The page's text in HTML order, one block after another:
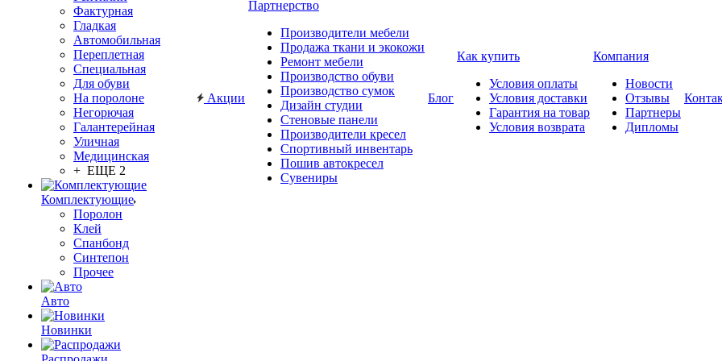
Фактурная
Гладкая
Автомобильная
Переплетная
Специальная
Для обуви
На поролоне
Негорючая
Галантерейная
Уличная
Медицинская
+ ЕЩЕ 2
Комплектующие
Поролон
Клей
Спанбонд
Синтепон
Прочее
Авто
Новинки
Акции
Партнерство
Производители мебели
Продажа ткани и экокожи
Ремонт мебели
Производство обуви
Производство сумок
Дизайн студии
Стеновые панели
Производители кресел
Спортивный инвентарь
Пошив автокресел
Сувениры
Блог
Как купить
Условия оплаты
Условия доставки
Гарантия на товар
Условия возврата
Компания
Новости
Отзывы
Партнеры
Дипломы